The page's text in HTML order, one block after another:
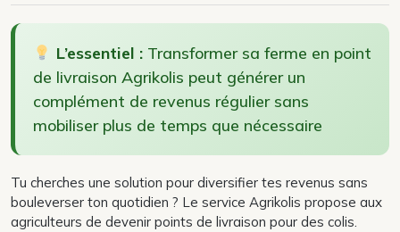
L’essentiel :Transformer sa ferme en point
de livraison Agrikolis peut générer un
complément de revenus régulier sans
mobiliser plus de temps que nécessaire
Tu cherches une solution pour diversifier tes revenus sans
bouleverser ton quotidien ? Le service Agrikolis propose aux
agriculteurs de devenir points de livraison pour des colis.